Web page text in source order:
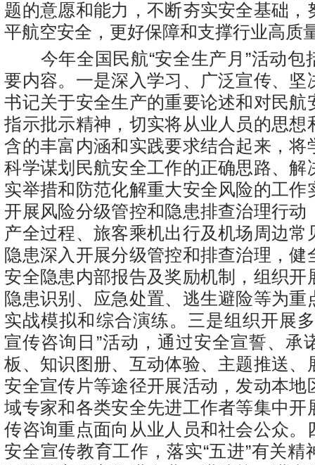
题的意愿和能力，不断夯实安全基础，
平航空安全，更好保障和支撑行业高质
今年全国民航“安全生产月”活动包
要内容。一是深入学习、广泛宣传、坚
书记关于安全生产的重要论述和对民航
指示批示精神，切实将从业人员的思想
含的丰富内涵和实践要求结合起来，将
科学谋划民航安全工作的正确思路、解
实举措和防范化解重大安全风险的工作
开展风险分级管控和隐患排查治理行动
产全过程、旅客乘机出行及机场周边常
隐患深入开展分级管控和排查治理，健
安全隐患内部报告及奖励机制，组织开
隐患识别、应急处置、逃生避险等为重
实战模拟和综合演练。三是组织开展
宣传咨询日”活动，通过安全宣誓、承
板、知识图册、互动体验、主题推送、
安全宣传片等途径开展活动，发动本地
域专家和各类安全先进工作者等集中开
传咨询重点面向从业人员和社会公众。
安全宣传教育工作，落实“五进”有关精